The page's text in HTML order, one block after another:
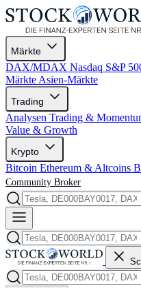
Märkte
DAX/MDAX Nasdaq S&P
Märkte Asien-Märkte
Trading
Analysen Trading &
Value & Growth
Krypto
Bitcoin Ethereum & Altcoins
Community Broker